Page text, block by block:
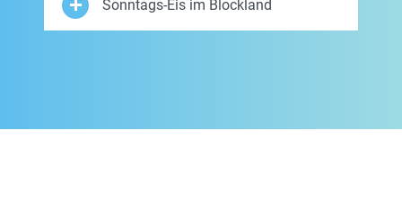
Sonntags-Eis im Blockland